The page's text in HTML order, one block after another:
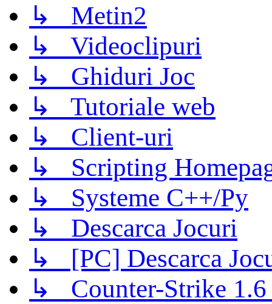
↳ Metin2
↳ Videoclipuri
↳ Ghiduri Joc
↳ Tutoriale web
↳ Client-uri
↳ Scripting
↳ Systeme C++/Py
↳ Descarca Jocuri
↳ [PC] Descarca
↳ Counter-Strike 1.6